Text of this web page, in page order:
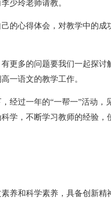
少玲老师请教。
的心得体会，对教学中的
更多的问题要我们一起探讨
一语文的教学工作。
经过一年的“一帮一”活动
学，不断学习教师的经验，
养和科学素养，具备创新